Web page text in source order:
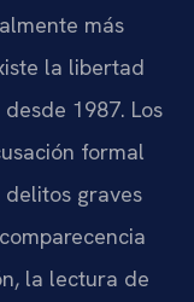
más
la libertad
1987. Los
formal
graves
la lectura de